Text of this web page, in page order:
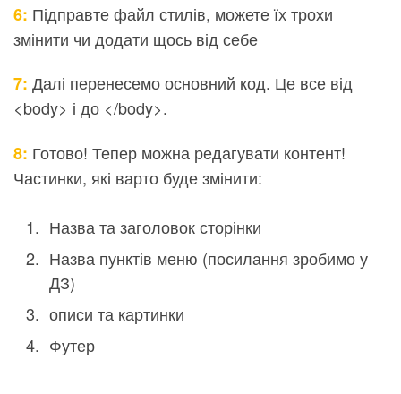
6: Підправте файл стилів, можете їх трохи
змінити чи додати щось від себе
7: Далі перенесемо основний код. Це все від
<body> і до </body>.
8: Готово! Тепер можна редагувати контент!
Частинки, які варто буде змінити:
Назва та заголовок сторінки
Назва пунктів меню (посилання зробимо у
ДЗ)
описи та картинки
Футер